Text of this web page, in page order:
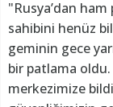
"Rusya’dan
sahibini henüz
geminin gece
bir patlama
merkezimize